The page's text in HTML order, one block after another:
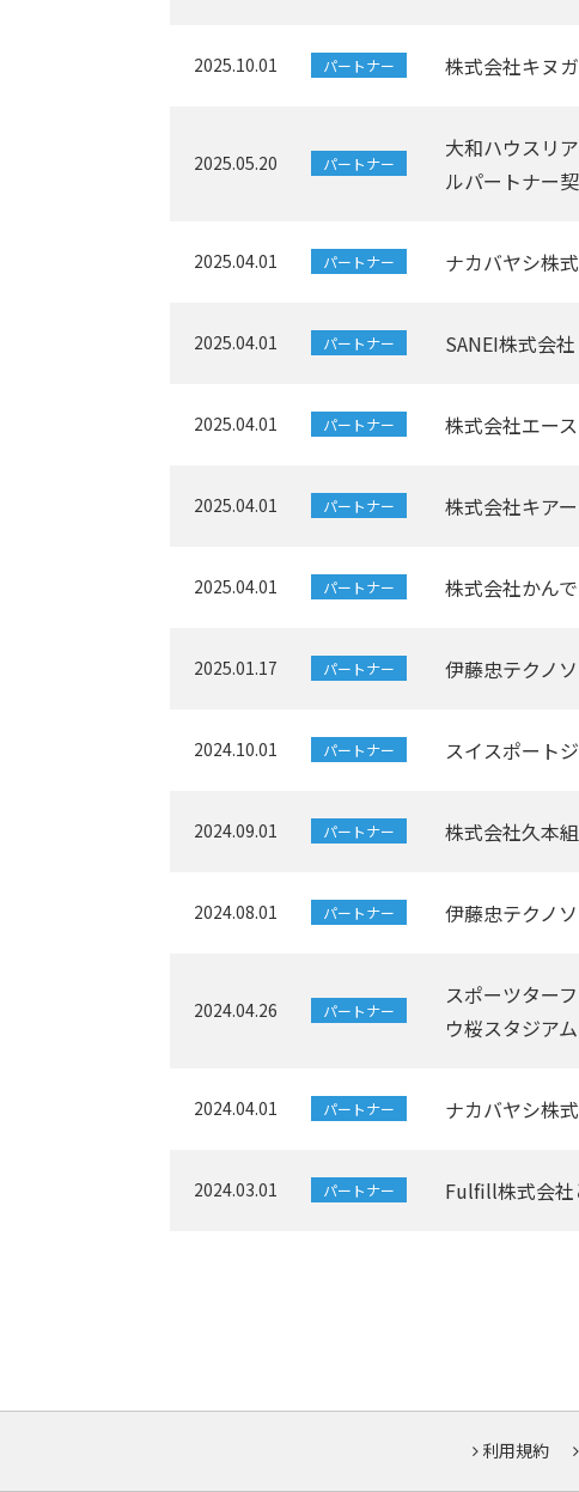
2025.10.01 パートナー 株式会社キヌ
2025.05.20 パートナー
大和ハウスリ
ルパートナー
2025.04.01 パートナー ナカバヤシ株
2025.04.01 パートナー SANEI株式会
2025.04.01 パートナー 株式会社エー
2025.04.01 パートナー 株式会社キア
2025.04.01 パートナー 株式会社かん
2025.01.17 パートナー 伊藤忠テクノ
2024.10.01 パートナー スイスポート
2024.09.01 パートナー 株式会社久本
2024.08.01 パートナー 伊藤忠テクノ
2024.04.26 パートナー
スポーツター
ウ桜スタジア
2024.04.01 パートナー ナカバヤシ株
2024.03.01 パートナー Fulfill株式会社
利用規約